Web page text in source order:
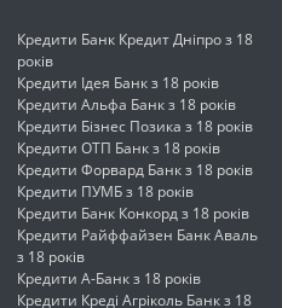
Кредити Банк Кредит Дніпро з 18
років
Кредити Ідея Банк з 18 років
Кредити Альфа Банк з 18 років
Кредити Бізнес Позика з 18 років
Кредити ОТП Банк з 18 років
Кредити Форвард Банк з 18 років
Кредити ПУМБ з 18 років
Кредити Банк Конкорд з 18 років
Кредити Райффайзен Банк Аваль
з 18 років
Кредити А-Банк з 18 років
Кредити Креді Агріколь Банк з 18